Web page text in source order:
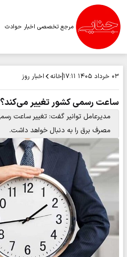
مرجع تخصصی اخبار حوادث
۰۳ خرداد ۱۴۰۵ ۱۷:۱۱ خانه اخبار روز
ساعت رسمی کشور تغییر می‌کند؟
مصرف برق را به دنبال خواهد داشت.